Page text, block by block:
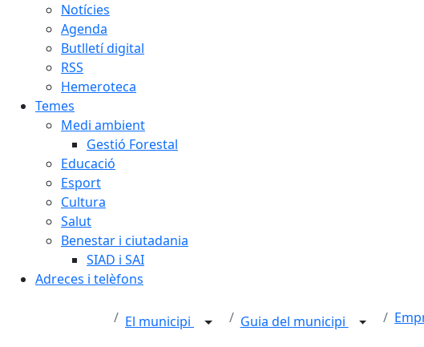
Notícies
Agenda
Butlletí digital
RSS
Hemeroteca
Temes
Medi ambient
Gestió Forestal
Educació
Esport
Cultura
Salut
Benestar i ciutadania
SIAD i SAI
Adreces i telèfons
El municipi Guia del municipi